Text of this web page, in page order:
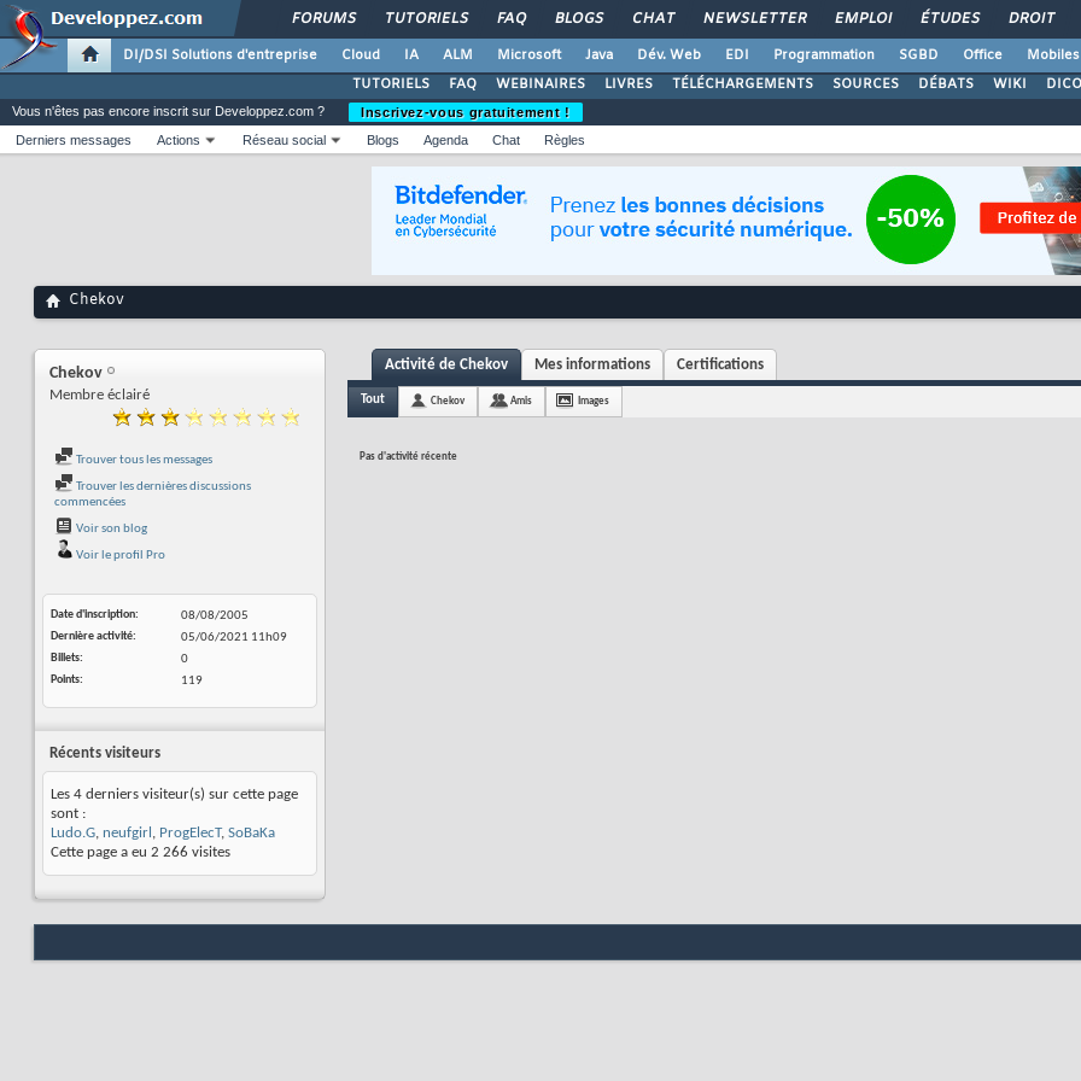
FORUMS TUTORIELS FAQ BLOGS CHAT NEWSLETTER EMPLOI ÉTUDES DROIT
DI/DSI Solutions d'entreprise Cloud IA ALM Microsoft Java Dév. Web EDI Programmation SGBD Office Mobiles
TUTORIELS
FAQ WEBINAIRES LIVRES TÉLÉCHARGEMENTS SOURCES DÉBATS WIKI DICO
Vous n'êtes pas encore inscrit sur Developpez.com ?
Inscrivez-vous gratuitement !
Derniers messages
Actions Réseau social Blogs Agenda Chat Règles
Chekov
Chekov
Membre éclairé
Trouver tous les messages
Trouver les dernières discussions
commencées
Voir son blog
Voir le profil Pro
Date d'inscription
08/08/2005
Dernière activité
05/06/2021 11h09
Billets
0
Points
119
Récents visiteurs
Les 4 derniers visiteur(s) sur cette page
sont :
Ludo.G, neufgirl , ProgElecT, SoBaKa
Cette page a eu 2 266 visites
Activité de Chekov Mes informations Certifications
Tout Chekov Amis Images
Pas d'activité récente